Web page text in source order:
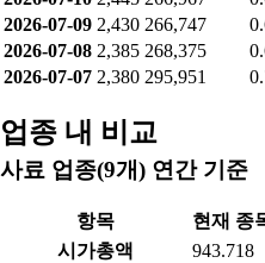
2026-07-09 2,430 266,747
2026-07-08 2,385 268,375
2026-07-07 2,380 295,951
업종 내 비교
사료 업종(9개) 연간 기준
항목 현재 종
시가총액
943.718